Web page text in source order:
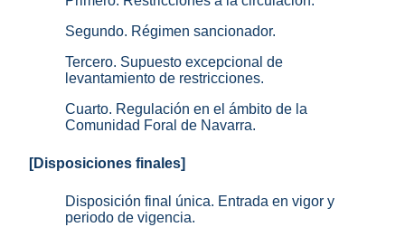
Segundo. Régimen sancionador.
Tercero. Supuesto excepcional de
levantamiento de restricciones.
Cuarto. Regulación en el ámbito de la
Comunidad Foral de Navarra.
[Disposiciones finales]
Disposición final única. Entrada en vigor y
periodo de vigencia.